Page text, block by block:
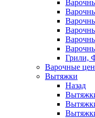
Грили,
Варочные
Вытяжки
Назад